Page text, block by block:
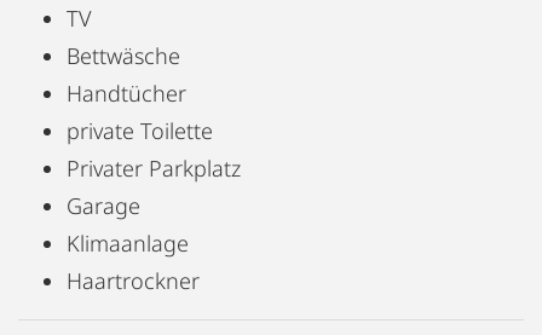
TV
Bettwäsche
Handtücher
private Toilette
Privater Parkplatz
Garage
Klimaanlage
Haartrockner